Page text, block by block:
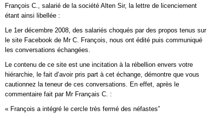
François C., salarié de la société Alten Sir, la lettre de licenciement
étant ainsi libellée :
Le 1er décembre 2008, des salariés choqués par des propos tenus sur
le site Facebook de Mr C. François, nous ont édité puis communiqué
les conversations échangées.
Le contenu de ce site est une incitation à la rébellion envers votre
hiérarchie, le fait d’avoir pris part à cet échange, démontre que vous
cautionnez la teneur de ces conversations. En effet, après le
commentaire fait par Mr Français C. :
« François a intégré le cercle très fermé des néfastes”